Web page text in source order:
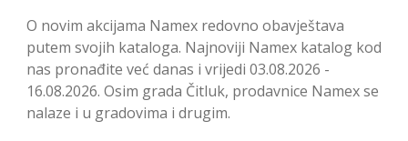
O novim akcijama Namex redovno obavještava
putem svojih kataloga. Najnoviji Namex katalog kod
nas pronađite već danas i vrijedi 03.08.2026 -
16.08.2026. Osim grada Čitluk, prodavnice Namex se
nalaze i u gradovima i drugim.